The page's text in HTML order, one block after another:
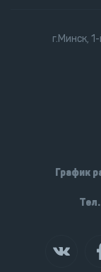
г.Минск,
График